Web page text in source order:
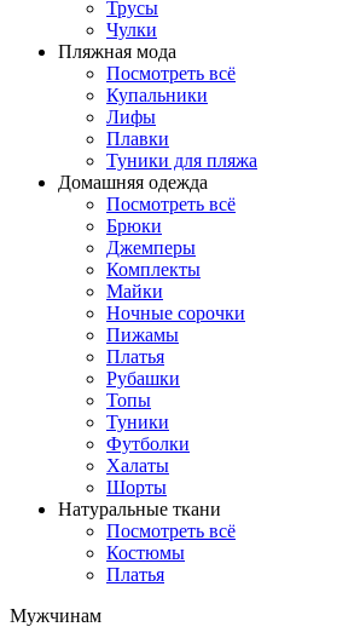
Трусы
Чулки
Пляжная мода
Посмотреть всё
Купальники
Лифы
Плавки
Туники для пляжа
Домашняя одежда
Посмотреть всё
Брюки
Джемперы
Комплекты
Майки
Ночные сорочки
Пижамы
Платья
Рубашки
Топы
Туники
Футболки
Халаты
Шорты
Натуральные ткани
Посмотреть всё
Костюмы
Платья
Мужчинам